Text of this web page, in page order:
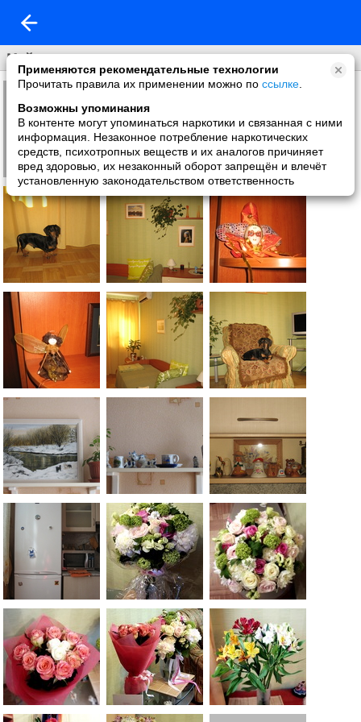
Применяются рекомендательные технологии
Прочитать правила их применении можно по ссылке
Возможны упоминания
В контенте могут упоминаться наркотики и связанная с ними
информация. Незаконное потребление наркотических
средств, психотропных веществ и их аналогов причиняет
вред здоровью, их незаконный оборот запрещён и влечёт
установленную законодательством ответственность
Мой дом